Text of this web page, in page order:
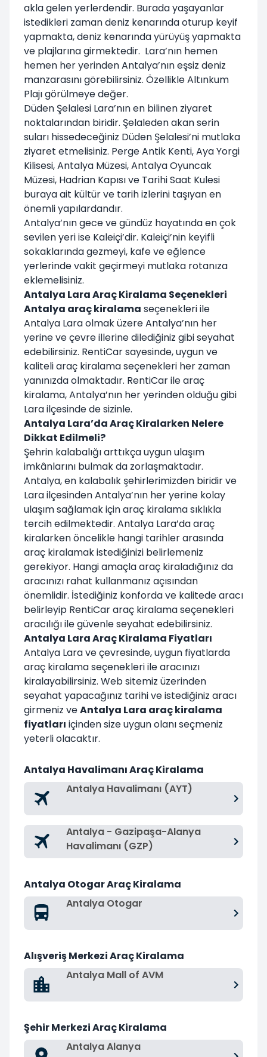
akla gelen yerlerdendir. Burada yaşayanlar
istedikleri zaman deniz kenarında oturup keyif
yapmakta, deniz kenarında yürüyüş yapmakta
ve plajlarına girmektedir. Lara’nın hemen
hemen her yerinden Antalya’nın eşsiz deniz
manzarasını görebilirsiniz. Özellikle Altınkum
Plajı görülmeye değer.
Düden Şelalesi Lara’nın en bilinen ziyaret
noktalarından biridir. Şelaleden akan serin
suları hissedeceğiniz Düden Şelalesi’ni mutlaka
ziyaret etmelisiniz. Perge Antik Kenti, Aya Yorgi
Kilisesi, Antalya Müzesi, Antalya Oyuncak
Müzesi, Hadrian Kapısı ve Tarihi Saat Kulesi
buraya ait kültür ve tarih izlerini taşıyan en
önemli yapılardandır.
Antalya’nın gece ve gündüz hayatında en çok
sevilen yeri ise Kaleiçi’dir. Kaleiçi’nin keyifli
sokaklarında gezmeyi, kafe ve eğlence
yerlerinde vakit geçirmeyi mutlaka rotanıza
eklemelisiniz.
Antalya Lara Araç Kiralama Seçenekleri
Antalya araç kiralama seçenekleri ile
Antalya Lara olmak üzere Antalya’nın her
yerine ve çevre illerine dilediğiniz gibi seyahat
edebilirsiniz. RentiCar sayesinde, uygun ve
kaliteli araç kiralama seçenekleri her zaman
yanınızda olmaktadır. RentiCar ile araç
kiralama, Antalya’nın her yerinden olduğu gibi
Lara ilçesinde de sizinle.
Antalya Lara’da Araç Kiralarken Nelere
Dikkat Edilmeli?
Şehrin kalabalığı arttıkça uygun ulaşım
imkânlarını bulmak da zorlaşmaktadır.
Antalya, en kalabalık şehirlerimizden biridir ve
Lara ilçesinden Antalya’nın her yerine kolay
ulaşım sağlamak için araç kiralama sıklıkla
tercih edilmektedir. Antalya Lara’da araç
kiralarken öncelikle hangi tarihler arasında
araç kiralamak istediğinizi belirlemeniz
gerekiyor. Hangi amaçla araç kiraladığınız da
aracınızı rahat kullanmanız açısından
önemlidir. İstediğiniz konforda ve kalitede aracı
belirleyip RentiCar araç kiralama seçenekleri
aracılığı ile güvenle seyahat edebilirsiniz.
Antalya Lara Araç Kiralama Fiyatları
Antalya Lara ve çevresinde, uygun fiyatlarda
araç kiralama seçenekleri ile aracınızı
kiralayabilirsiniz. Web sitemiz üzerinden
seyahat yapacağınız tarihi ve istediğiniz aracı
girmeniz veAntalya Lara araç kiralama
fiyatları içinden size uygun olanı seçmeniz
yeterli olacaktır.
Antalya Havalimanı Araç Kiralama
Antalya Havalimanı (AYT)
Antalya - Gazipaşa-Alanya
Havalimanı (GZP)
Antalya Otogar Araç Kiralama
Antalya Otogar
Alışveriş Merkezi Araç Kiralama
Antalya Mall of AVM
Şehir Merkezi Araç Kiralama
Antalya Alanya